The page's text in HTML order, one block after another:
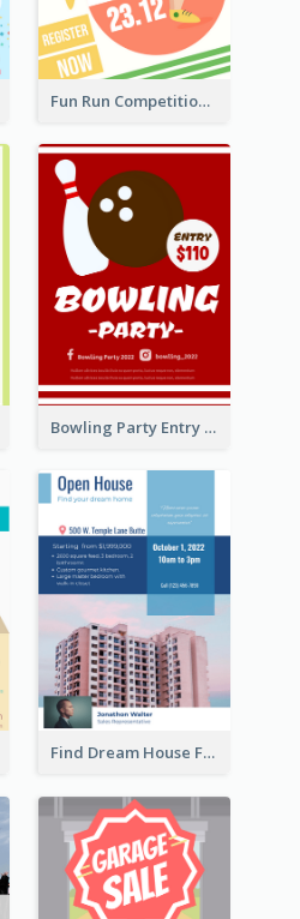
Fun Run Competition Flyer
Bowling Party Entry Flyer
Find Dream House Flyer